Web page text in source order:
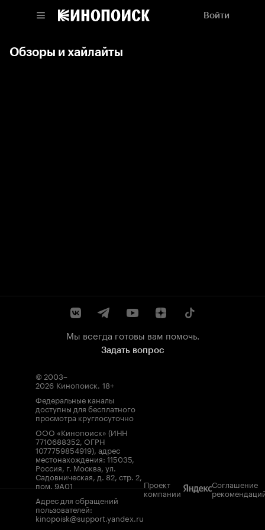
Войти
Обзоры и хайлайты
Мы всегда готовы вам помочь.
Задать вопрос
© 2003–
2026 Кинопоиск. 18+
Федеральные каналы
доступны для бесплатного
просмотра круглосуточно
ООО «Кинопоиск» (ИНН
7710688352, ОГРН
1077759854919), адрес
местонахождения: 115035,
Россия, г. Москва, ул.
Садовническая, д. 82, стр. 2,
пом. 9А01
Адрес для обращений
пользователей:
kinopoisk@support.yandex.ru
Проект
компании
Соглашение